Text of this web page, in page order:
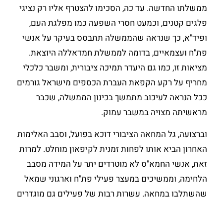
ממשלתו החדשה. עד כה, הסכימו להצטרף אליו רק נציגי
פלגים קטנים, וכמעט חסרי השפעה כמו מפלגת העם,
ופיד"א, כך שנראה שהממשלה תתבסס בעיקר על אנשי
פת"ח ועצמאיים, בדומה לממשלת חמדאללה היוצאת.
מציאות זו, כמו גם היעדר תמיכה ציבורית, ומשבר כלכלי
מחריף על רקע הקפאת העברת הכספים מישראל גורמים
ככל הנראה לעיכוב מתמשך בכינון הממשלה, שכבר
מראשיתה מצויה במשבר עמוק.
וברצועה, גל המחאה הציבורי דוכא בפועל, וסבב האלימות
האחרון הביא אותו לפחות זמנית לקיפאון מוחלט. למרות
זאת, אנשי החמא"ס לא מוטרדים יתר על המידה מסבב
הלחימה, וממשיכים במעצר פעילי פת"ח וארגוני שמאל
שהשתלבו במחאה. עשרות רבות של פעילים גם מוגדרים